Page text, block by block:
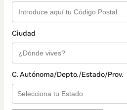
Ciudad
C. Autónoma/Depto./Estado/Prov.